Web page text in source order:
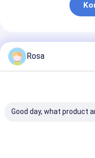
Polecane Produkty
Rosa
Good day, what product